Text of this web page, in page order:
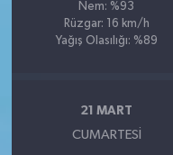
Nem: %93
Rüzgar: 16 km/h
Yağış Olasılığı: %89
21 MART
CUMARTESI